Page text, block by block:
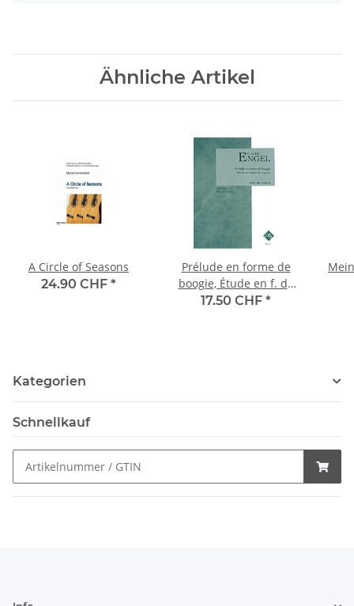
Ähnliche Artikel
A Circle of Seasons
24.90 CHF *
Prélude en forme de
boogie, Étude en f. de
vagues
17.50 CHF *
Kategorien
Schnellkauf